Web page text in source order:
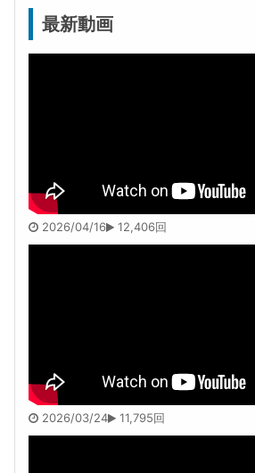
最新動画
2026/04/16 12,406回
2026/03/24 11,795回